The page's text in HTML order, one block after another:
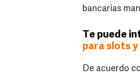
bancarias
Te puede
para slots y
De acuerdo